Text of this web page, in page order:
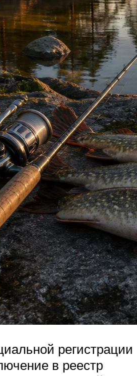
регистрации
в реестр